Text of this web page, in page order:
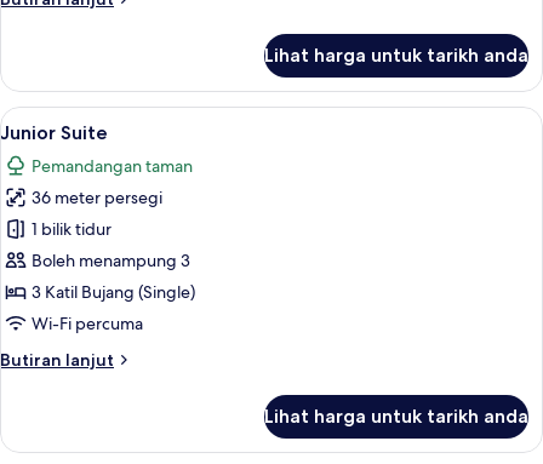
Balcony
Double
Room,
Balcony
Lihat harga untuk tarikh anda
Lihat
semua
foto
untuk
Junior
Suite
Junior Suite | Bar mini, peti besi
6
Junior Suite
Pemandangan taman
36 meter persegi
1 bilik tidur
Boleh menampung 3
3 Katil Bujang (Single)
Wi-Fi percuma
Butiran lanjut
Butiran
Suite
Lihat harga untuk tarikh anda